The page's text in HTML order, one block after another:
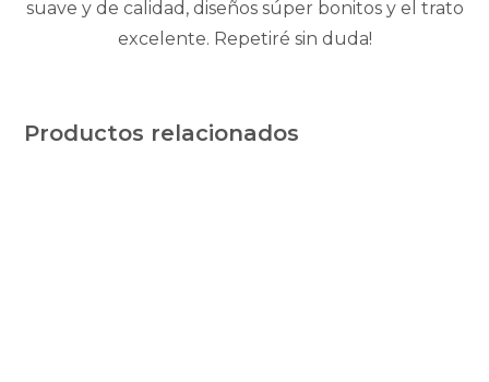
suave y de calidad, diseños súper bonitos y el trato
excelente. Repetiré sin duda!
Productos relacionados